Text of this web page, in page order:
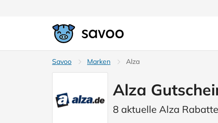
Savoo Marken Alza
Alza
8 aktuelle Alza